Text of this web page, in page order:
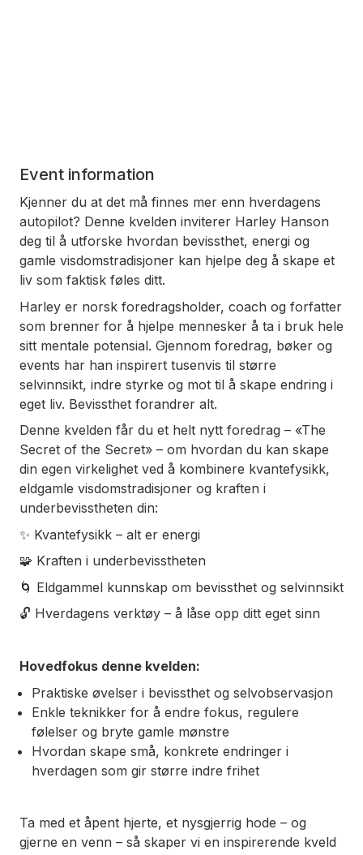
Event information
Kjenner du at det må finnes mer enn hverdagens
autopilot? Denne kvelden inviterer Harley Hanson
deg til å utforske hvordan bevissthet, energi og
gamle visdomstradisjoner kan hjelpe deg å skape et
liv som faktisk føles ditt.
Harley er norsk foredragsholder, coach og forfatter
som brenner for å hjelpe mennesker å ta i bruk hele
sitt mentale potensial. Gjennom foredrag, bøker og
events har han inspirert tusenvis til større
selvinnsikt, indre styrke og mot til å skape endring i
eget liv. Bevissthet forandrer alt.
Denne kvelden får du et helt nytt foredrag – «The
Secret of the Secret» – om hvordan du kan skape
din egen virkelighet ved å kombinere kvantefysikk,
eldgamle visdomstradisjoner og kraften i
underbevisstheten din:
✨ Kvantefysikk – alt er energi
🧩 Kraften i underbevisstheten
🌀 Eldgammel kunnskap om bevissthet og selvinnsikt
🔓 Hverdagens verktøy – å låse opp ditt eget sinn
Hovedfokus denne kvelden:
Praktiske øvelser i bevissthet og selvobservasjon
Enkle teknikker for å endre fokus, regulere
følelser og bryte gamle mønstre
Hvordan skape små, konkrete endringer i
hverdagen som gir større indre frihet
Ta med et åpent hjerte, et nysgjerrig hode – og
gjerne en venn – så skaper vi en inspirerende kveld